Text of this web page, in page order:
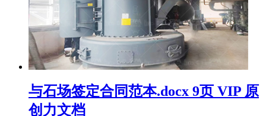
与石场签定合同范本.docx 9页 VIP 原
创力文档